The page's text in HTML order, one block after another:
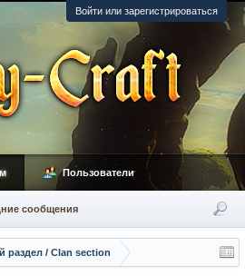
Войти или зарегистрироваться
раздел / Сlan section
сообщения
Пользователи